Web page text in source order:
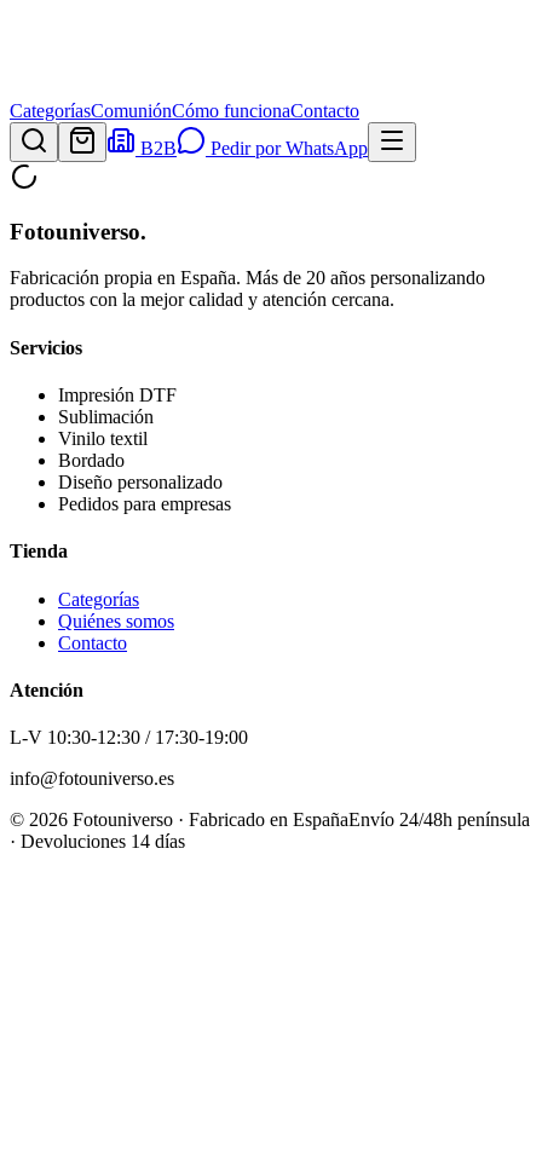
CategoríasComuniónCómo funcionaContacto
B2B
Pedir por WhatsApp
Fotouniverso.
Fabricación propia en España. Más de 20 años personalizando
productos con la mejor calidad y atención cercana.
Servicios
Impresión DTF
Sublimación
Vinilo textil
Bordado
Diseño personalizado
Pedidos para empresas
Tienda
Categorías
Quiénes somos
Contacto
Atención
L-V 10:30-12:30 / 17:30-19:00
info@fotouniverso.es
© 2026 Fotouniverso · Fabricado en EspañaEnvío 24/48h península
· Devoluciones 14 días